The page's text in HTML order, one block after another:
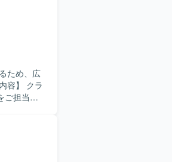
ため、広
ご担当い